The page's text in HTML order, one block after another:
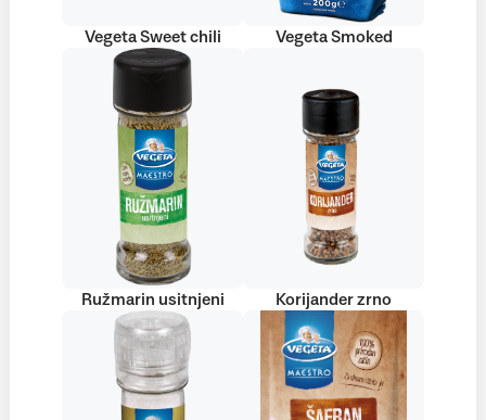
Vegeta Sweet chili Vegeta Smoked
Ružmarin usitnjeni Korijander zrno